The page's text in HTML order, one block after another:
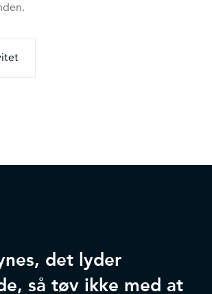
det lyder
så tøv ikke med at